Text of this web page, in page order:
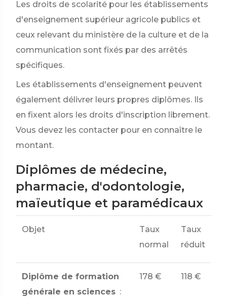
Les droits de scolarité pour les établissements
d'enseignement supérieur agricole publics et
ceux relevant du ministère de la culture et de la
communication sont fixés par des arrêtés
spécifiques.
Les établissements d'enseignement peuvent
également délivrer leurs propres diplômes. Ils
en fixent alors les droits d'inscription librement.
Vous devez les contacter pour en connaître le
montant.
Diplômes de médecine,
pharmacie, d'odontologie,
maïeutique et paramédicaux
Objet
Taux
normal
Taux
réduit
Diplôme de formation
générale en sciences :
178 € 118 €